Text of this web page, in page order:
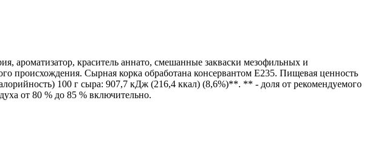
ароматизатор, краситель аннато, смешанные закваски мезофильных и
Сырная корка обработана консервантом Е235. Пищевая ценность
100 г сыра: 907,7 кДж (216,4 ккал) (8,6%)**. ** - доля от рекомендуемого
от 80 % до 85 % включительно.